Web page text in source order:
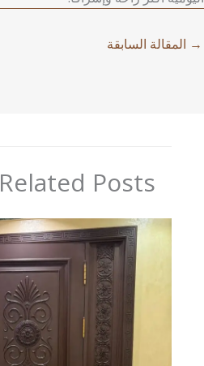
→ المقالة السابقة
Related Posts